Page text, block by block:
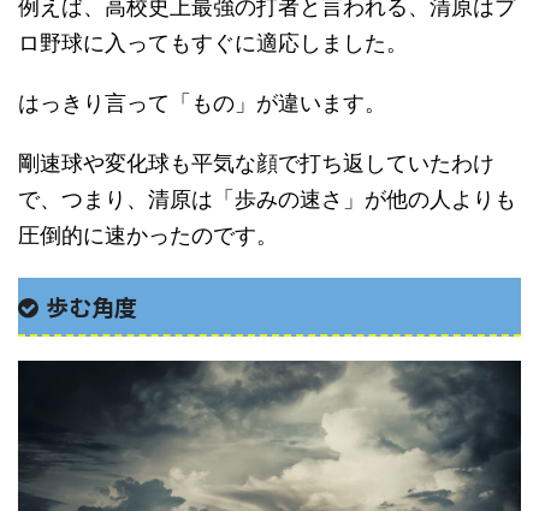
例えば、高校史上最強の打者と言われる、清原はプ
ロ野球に入ってもすぐに適応しました。
はっきり言って「もの」が違います。
剛速球や変化球も平気な顔で打ち返していたわけ
で、つまり、清原は「歩みの速さ」が他の人よりも
圧倒的に速かったのです。
歩む角度